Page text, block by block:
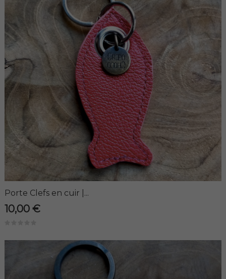
Porte Clefs en cuir |...
10,00 €